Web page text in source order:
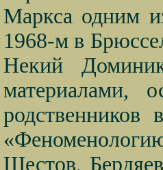
Маркса одним
1968-м в
Некий
материалами,
Шестов,